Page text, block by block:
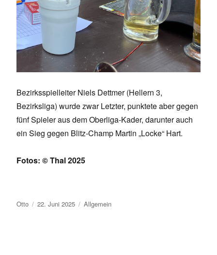
Bezirksspielleiter Niels Dettmer (Hellern 3,
Bezirksliga) wurde zwar Letzter, punktete aber gegen
fünf Spieler aus dem Oberliga-Kader, darunter auch
ein Sieg gegen Blitz-Champ Martin „Locke“ Hart.
Fotos: © Thal 2025
Autor
Otto Veröffentlicht
am
22. Juni 2025 Kategorien
Allgemein